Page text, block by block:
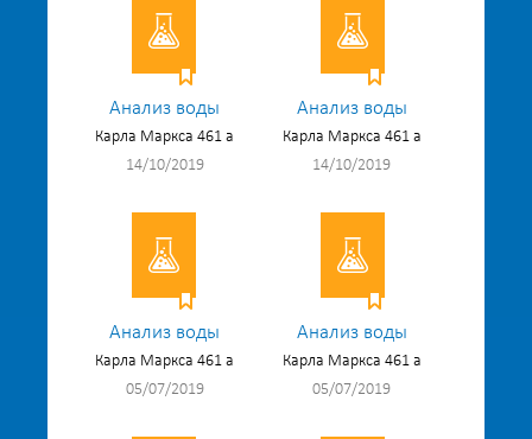
Анализ воды
Карла Маркса 461 а
14/10/2019
Анализ воды
Карла Маркса 461 а
14/10/2019
Анализ воды
Карла Маркса 461 а
05/07/2019
Анализ воды
Карла Маркса 461 а
05/07/2019